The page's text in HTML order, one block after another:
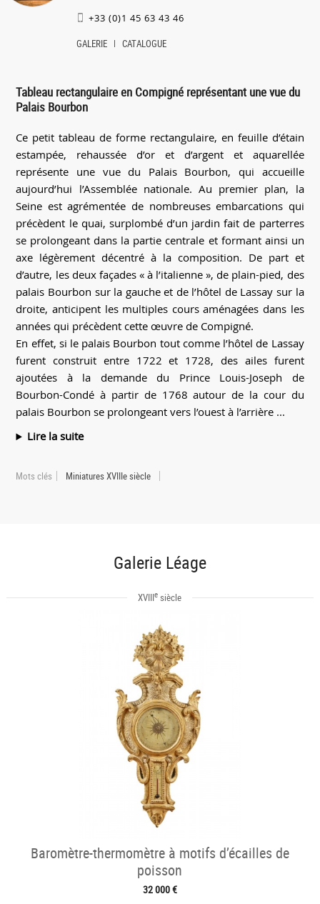
+33 (0)1 45 63 43 46
GALERIE CATALOGUE
Tableau rectangulaire en Compigné représentant une vue du
Palais Bourbon
Ce petit tableau de forme rectangulaire, en feuille d’étain
estampée, rehaussée d’or et d’argent et aquarellée
représente une vue du Palais Bourbon, qui accueille
aujourd’hui l’Assemblée nationale. Au premier plan, la
Seine est agrémentée de nombreuses embarcations qui
précèdent le quai, surplombé d’un jardin fait de parterres
se prolongeant dans la partie centrale et formant ainsi un
axe légèrement décentré à la composition. De part et
d’autre, les deux façades « à l’italienne », de plain-pied, des
palais Bourbon sur la gauche et de l’hôtel de Lassay sur la
droite, anticipent les multiples cours aménagées dans les
années qui précèdent cette œuvre de Compigné.
En effet, si le palais Bourbon tout comme l’hôtel de Lassay
furent construit entre 1722 et 1728, des ailes furent
ajoutées à la demande du Prince Louis-Joseph de
Bourbon-Condé à partir de 1768 autour de la cour du
palais Bourbon se prolongeant vers l’ouest à l’arrière ...
Lire la suite
Mots clés Miniatures XVIIIe siècle
Galerie Léage
XVIIIe siècle
Baromètre-thermomètre à motifs d’écailles de
poisson
32 000 €